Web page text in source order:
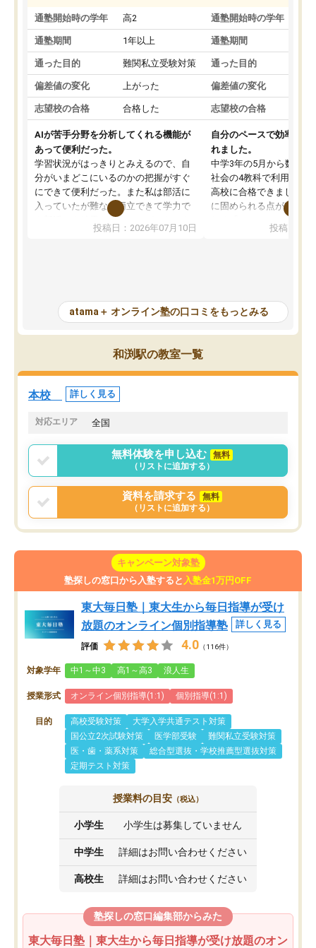
通塾開始時の学年 高2
通塾期間 1年以上
通った目的 難関私立受験対策
偏差値の変化 上がった
志望校の合格 合格した
AIが苦手分野を分析してくれる機能が
あって便利だった。
学習状況がはっきりとみえるので、自
分がいまどこにいるのかの把握がすぐ
にできて便利だった。また私は部活に
入っていたが難なく両立できて学力で
も部活でも結果を残すことができてよ
かった。また問題演習の際に、自分が
が、自分で自分の管理ができない人に
とっては難しい部分もあるのではない
かと思った。
投稿日：2026年07月10日
通塾開始時の学年
通塾期間
通った目的
偏差値の変化
志望校の合格
自分のペースで効率よく
れました。
中学3年の5月から数学・
社会の4教科で利用し、
高校に合格できました。
に固められる点が魅力で
項目のおかげで、手軽
元数が可視化されるので
しながら意欲的に取り組
常に効果を実感している
すめできる塾です。
投稿日：
atama＋ オンライン塾の口コミをもっとみる
和渕駅の教室一覧
本校 詳しく見る
対応エリア 全国
無料体験を申し込む
無料
（リストに追加する）
資料を請求する
無料
（リストに追加する）
キャンペーン対象塾
塾探しの窓口から入塾すると 入塾金1万円OFF
東大毎日塾｜東大生から毎日指導が受け
放題のオンライン個別指導塾
詳しく見る
評価 4.0 （116件）
対象学年 中1～中3 高1～高3 浪人生
授業形式 オンライン個別指導(1:1) 個別指導(1:1)
目的 高校受験対策
大学入学共通テスト対策
国公立2次試験対策
医学部受験
難関私立受験対策
医・歯・薬系対策
総合型選抜・学校推薦型選抜対策
定期テスト対策
授業料の目安 （税込）
小学生 小学生は募集していません
中学生 詳細はお問い合わせください
高校生 詳細はお問い合わせください
塾探しの窓口編集部からみた
東大毎日塾｜東大生から毎日指導が受け放題のオン